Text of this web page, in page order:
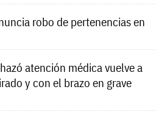
robo de pertenencias en
atención médica vuelve a
y con el brazo en grave